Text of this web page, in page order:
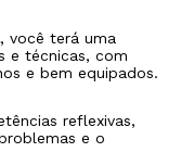
, você terá uma
e técnicas, com
e bem equipados.
reflexivas,
e o